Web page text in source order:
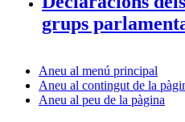
grups
Aneu al menú principal
Aneu al contingut de la
Aneu al peu de la pàgina